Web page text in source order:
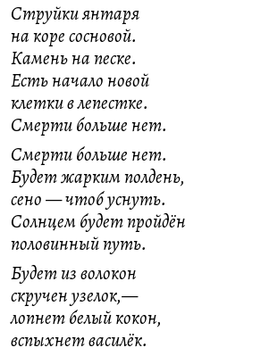
Струйки янтаря
на коре сосновой.
Камень на песке.
Есть начало новой
клетки в лепестке.
Смерти больше нет.
Смерти больше нет.
Будет жарким полдень,
сено — чтоб уснуть.
Солнцем будет пройдён
половинный путь.
Будет из волокон
скручен узелок,—
лопнет белый кокон,
вспыхнет василёк.